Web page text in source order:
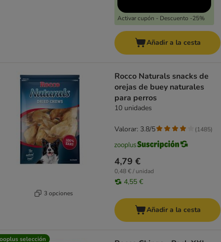
Activar cupón - Descuento -25%
Añadir a la cesta
3 opciones
Rocco Naturals snacks de
orejas de buey naturales
para perros
10 unidades
4,79 €
0,48 € / unidad
4,55 €
Valorar: 3.8/5 (1485)
Añadir a la cesta
selección